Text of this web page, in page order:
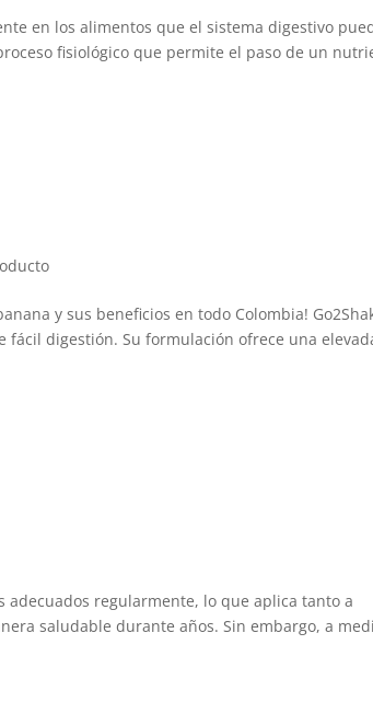
en los alimentos que el sistema digestivo
fisiológico que permite el paso de un
y sus beneficios en todo Colombia!
digestión. Su formulación ofrece una
regularmente, lo que aplica tanto a
saludable durante años. Sin embargo, a